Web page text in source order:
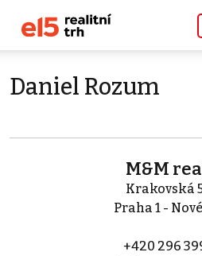
Daniel Rozum
M&M
Krakovská
Praha 1 -
+420 296